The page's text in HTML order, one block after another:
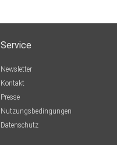
Service
Newsletter
Kontakt
Presse
Nutzungsbedingungen
Datenschutz